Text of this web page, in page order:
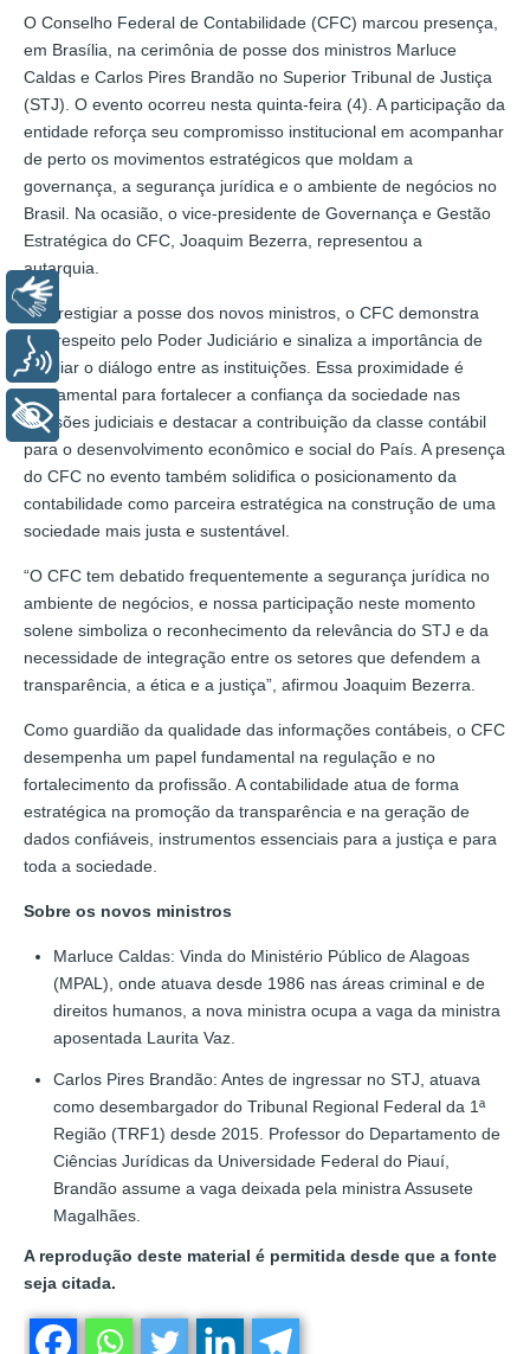
O Conselho Federal de Contabilidade (CFC) marcou presença,
em Brasília, na cerimônia de posse dos ministros Marluce
Caldas e Carlos Pires Brandão no Superior Tribunal de Justiça
(STJ). O evento ocorreu nesta quinta-feira (4). A participação da
entidade reforça seu compromisso institucional em acompanhar
de perto os movimentos estratégicos que moldam a
governança, a segurança jurídica e o ambiente de negócios no
Brasil. Na ocasião, o vice-presidente de Governança e Gestão
Estratégica do CFC, Joaquim Bezerra, representou a
autarquia.
Ao prestigiar a posse dos novos ministros, o CFC demonstra
seu respeito pelo Poder Judiciário e sinaliza a importância de
ampliar o diálogo entre as instituições. Essa proximidade é
fundamental para fortalecer a confiança da sociedade nas
decisões judiciais e destacar a contribuição da classe contábil
para o desenvolvimento econômico e social do País. A presença
do CFC no evento também solidifica o posicionamento da
contabilidade como parceira estratégica na construção de uma
sociedade mais justa e sustentável.
“O CFC tem debatido frequentemente a segurança jurídica no
ambiente de negócios, e nossa participação neste momento
solene simboliza o reconhecimento da relevância do STJ e da
necessidade de integração entre os setores que defendem a
transparência, a ética e a justiça”, afirmou Joaquim Bezerra.
Como guardião da qualidade das informações contábeis, o CFC
desempenha um papel fundamental na regulação e no
fortalecimento da profissão. A contabilidade atua de forma
estratégica na promoção da transparência e na geração de
dados confiáveis, instrumentos essenciais para a justiça e para
toda a sociedade.
Sobre os novos ministros
Marluce Caldas: Vinda do Ministério Público de Alagoas
(MPAL), onde atuava desde 1986 nas áreas criminal e de
direitos humanos, a nova ministra ocupa a vaga da ministra
aposentada Laurita Vaz.
Carlos Pires Brandão: Antes de ingressar no STJ, atuava
como desembargador do Tribunal Regional Federal da 1ª
Região (TRF1) desde 2015. Professor do Departamento de
Ciências Jurídicas da Universidade Federal do Piauí,
Brandão assume a vaga deixada pela ministra Assusete
Magalhães.
A reprodução deste material é permitida desde que a fonte
seja citada.
Voz
+ Acessibilidade